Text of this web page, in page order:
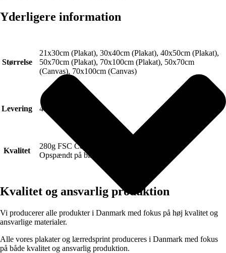
Yderligere information
Størrelse
21x30cm (Plakat), 30x40cm (Plakat), 40x50cm (Plakat),
50x70cm (Plakat), 70x100cm (Plakat), 50x70cm
(Canvas), 70x100cm (Canvas)
Levering 4-6 hverdage.
Kvalitet
280g FSC Certificeret Art canvas (Lærred).
Opspændt på blindramme.
Kvalitet og ansvarlig produktion
Vi producerer alle produkter i Danmark med fokus på høj kvalitet og
ansvarlige materialer.
Alle vores plakater og lærredsprint produceres i Danmark med fokus
på både kvalitet og ansvarlig produktion.